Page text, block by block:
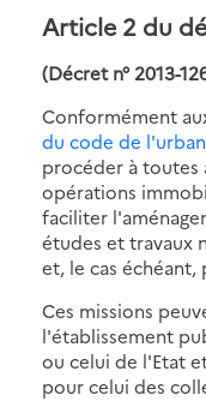
Article 2 du
(Décret n° 2013-
Conformément
du code de
procéder à toutes
opérations
faciliter
études et travaux
et, le cas
Ces missions
l'établissement
ou celui de l'Etat
pour celui des